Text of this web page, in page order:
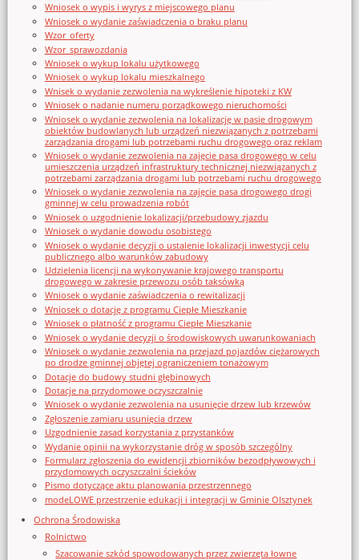
Wniosek o wypis i wyrys z miejscowego planu
Wniosek o wydanie zaświadczenia o braku planu
Wzor_oferty
Wzor_sprawozdania
Wniosek o wykup lokalu użytkowego
Wniosek o wykup lokalu mieszkalnego
Wnisek o wydanie zezwolenia na wykreślenie hipoteki z KW
Wniosek o nadanie numeru porządkowego nieruchomości
Wniosek o wydanie zezwolenia na lokalizację w pasie drogowym
obiektów budowlanych lub urządzeń niezwiązanych z potrzebami
zarządzania drogami lub potrzebami ruchu drogowego oraz reklam
Wniosek o wydanie zezwolenia na zajęcie pasa drogowego w celu
umieszczenia urządzeń infrastruktury technicznej niezwiązanych z
potrzebami zarządzania drogami lub potrzebami ruchu drogowego
Wniosek o wydanie zezwolenia na zajęcie pasa drogowego drogi
gminnej w celu prowadzenia robót
Wniosek o uzgodnienie lokalizacji/przebudowy zjazdu
Wniosek o wydanie dowodu osobistego
Wniosek o wydanie decyzji o ustalenie lokalizacji inwestycji celu
publicznego albo warunków zabudowy
Udzielenia licencji na wykonywanie krajowego transportu
drogowego w zakresie przewozu osób taksówką
Wniosek o wydanie zaświadczenia o rewitalizacji
Wniosek o dotację z programu Ciepłe Mieszkanie
Wniosek o płatność z programu Ciepłe Mieszkanie
Wniosek o wydanie decyzji o środowiskowych uwarunkowaniach
Wniosek o wydanie zezwolenia na przejazd pojazdów ciężarowych
po drodze gminnej objętej ograniczeniem tonażowym
Dotacje do budowy studni głębinowych
Dotacje na przydomowe oczyszczalnie
Wniosek o wydanie zezwolenia na usunięcie drzew lub krzewów
Zgłoszenie zamiaru usunięcia drzew
Uzgodnienie zasad korzystania z przystanków
Wydanie opinii na wykorzystanie dróg w sposób szczególny
Formularz zgłoszenia do ewidencji zbiorników bezodpływowych i
przydomowych oczyszczalni ścieków
Pismo dotyczące aktu planowania przestrzennego
modeLOWE przestrzenie edukacji i integracji w Gminie Olsztynek
Ochrona Środowiska
Rolnictwo
Szacowanie szkód spowodowanych przez zwierzęta łowne